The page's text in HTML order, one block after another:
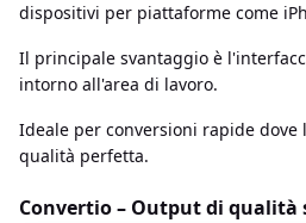
dispositivi per piattaforme come
Il principale svantaggio è
intorno all'area di lavoro.
Ideale per conversioni rapide dove
qualità perfetta.
Convertio – Output di qualità